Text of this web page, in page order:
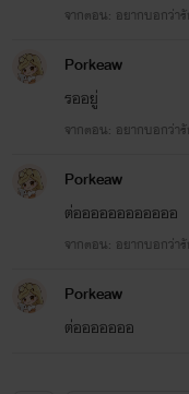
จากตอน: อยากบอกว่า
Porkeaw
รออยู่
จากตอน: อยากบอกว่า
Porkeaw
ต่ออออออออออออ
จากตอน: อยากบอกว่า
Porkeaw
ต่อออออออ